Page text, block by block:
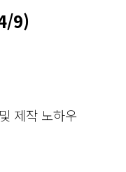
9)
제작 노하우